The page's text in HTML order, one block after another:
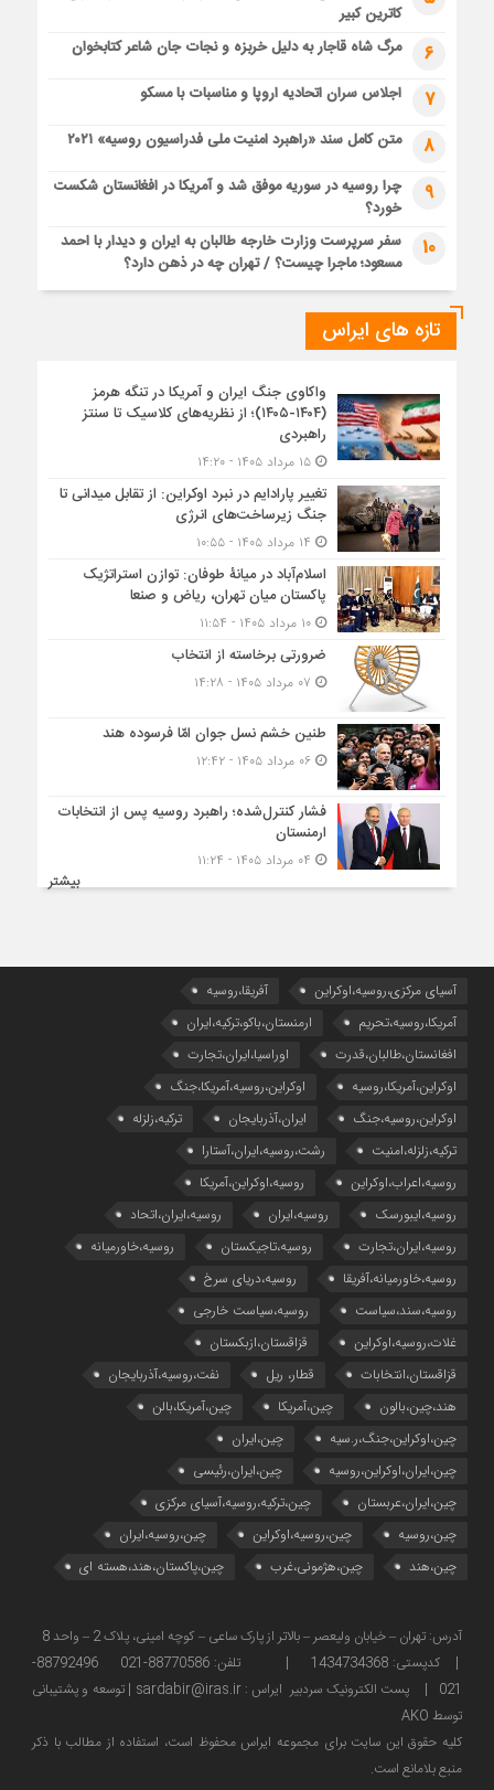
کاترین کبیر
6 مرگ شاه قاجار به دلیل خربزه و نجات جان شاعر کتابخوان
7 اجلاس سران اتحادیه اروپا و مناسبات با مسکو
8 متن کامل سند «راهبرد امنیت ملی فدراسیون روسیه» ۲۰۲۱
9
چرا روسیه در سوریه موفق شد و آمریکا در افغانستان شکست
خورد؟
10
سفر سرپرست وزارت خارجه طالبان به ایران و دیدار با احمد
مسعود؛ ماجرا چیست؟ / تهران چه در ذهن دارد؟
تازه های ایراس
واکاوی جنگ ایران و آمریکا در تنگه هرمز
(۱۴۰۴-۱۴۰۵)؛ از نظریه‌های کلاسیک تا سنتز
راهبردی
۱۵ مرداد ۱۴۰۵ - ۱۴:۲۰
تغییر پارادایم در نبرد اوکراین: از تقابل میدانی تا
جنگ زیرساخت‌های انرژی
اسلام‌آباد در میانۀ طوفان: توازن استراتژیک
پاکستان میان تهران، ریاض و صنعا
۱۰ مرداد ۱۴۰۵ - ۱۱:۵۴
ضرورتی برخاسته از انتخاب
طنین خشم نسل جوان امّا فرسوده هند
۰۶ مرداد ۱۴۰۵ - ۱۲:۴۲
فشار کنترل‌شده؛ راهبرد روسیه پس از انتخابات
ارمنستان
بیشتر
آسیای مرکزی،روسیه،اوکراین
آفریقا،روسیه
آمریکا،روسیه،تحریم
ارمنستان،باکو،ترکیه،ایران
افغانستان،طالبان،قدرت
اوراسیا،ایران،تجارت
اوکراین،آمریکا،روسیه
اوکراین،روسیه،آمریکا،جنگ
اوکراین،روسیه،جنگ
ایران،آذربایجان
ترکیه،زلزله
ترکیه،زلزله،امنیت
رشت،روسیه،ایران،آستارا
روسیه،اعراب،اوکراین
روسیه،اوکراین،آمریکا
روسیه،ایبورسک
روسیه،ایران
روسیه،ایران،اتحاد
روسیه،ایران،تجارت
روسیه،تاجیکستان
روسیه،خاورمیانه
روسیه،خاورمیانه،آفریقا
روسیه،دریای سرخ
روسیه،سند،سیاست
روسیه،سیاست خارجی
غلات،روسیه،اوکراین
قزاقستان،ازبکستان
قزاقستان،انتخابات
قطار، ریل
نفت،روسیه،آذربایجان
هند،چین،بالون
چین،آمریکا
چین،آمریکا،بالن
چین،اوکراین،جنگ،ر.سیه
چین،ایران
چین،ایران،اوکراین،روسیه
چین،ایران،رئیسی
چین،ایران،عربستان
چین،ترکیه،روسیه،آسیای مرکزی
چین،روسیه
چین،روسیه،اوکراین
چین،روسیه،ایران
چین،هند
چین،هژمونی،غرب چین،پاکستان،هند،هسته ای
| کدپستی: 1434734368 | تلفن: 88770586-021 88792496-
021 | پست الکترونیک سردبیر ایراس : sardabir@iras.ir |
توسعه و پشتیبانی
توسط AKO
كليه حقوق این سایت برای مجموعه ایراس محفوظ است، استفاده از مطالب با ذكر
منبع بلامانع است.